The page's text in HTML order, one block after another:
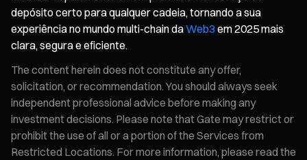
depósito certo para qualquer cadeia, tornando a sua
experiência no mundo multi-chain daWeb3 em 2025 mais
clara, segura e eficiente.
The content herein does not constitute any offer,
solicitation, or recommendation. You should always seek
independent professional advice before making any
investment decisions. Please note that Gate may restrict or
prohibit the use of all or a portion of the Services from
Restricted Locations. For more information, please read the